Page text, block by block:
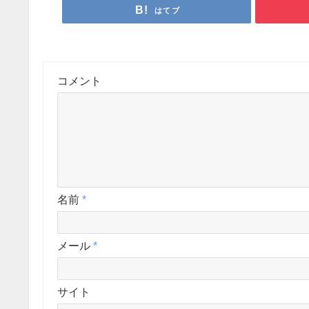
はてブ
コメント
名前 *
メール *
サイト